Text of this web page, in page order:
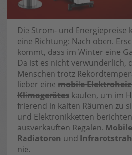
Die Strom- und Energiepreise
eine Richtung: Nach oben.
kommt, dass im Winter eine
Da ist es nicht verwunderlich,
Menschen trotz
lieber eine mobile
Klimagerätes kaufen, um im
frierend in kalten Räumen zu
und Elektronikketten
ausverkauften Regalen.
Radiatoren und
nie.